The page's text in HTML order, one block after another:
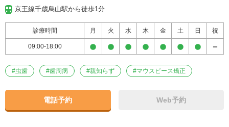
京王線千歳烏山駅から徒歩1分
診療時間 月 火 水 木 金 土 日 祝
09:00-18:00
#虫歯 #歯周病 #親知らず #マウスピース矯正
電話予約 Web予約